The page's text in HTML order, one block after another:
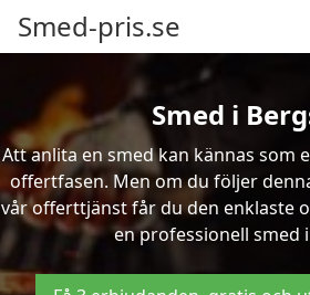
Smed-pris.se
Smed i
Att anlita en smed kan kännas som
offertfasen. Men om du följer
vår offerttjänst får du den enklaste
en professionell smed